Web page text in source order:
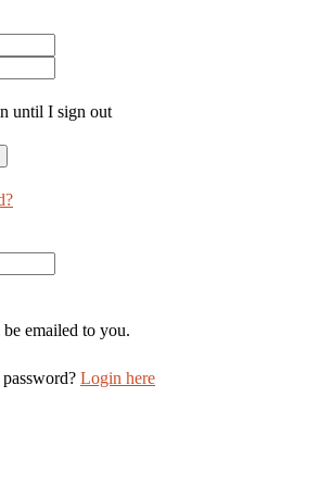
until I sign out
emailed to you.
Login here